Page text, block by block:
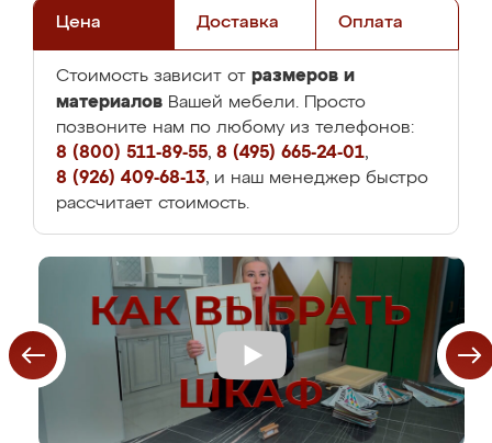
Цена Доставка Оплата
Стоимость зависит от размеров и
материалов Вашей мебели. Просто
позвоните нам по любому из телефонов:
8 (800) 511-89-55, 8 (495) 665-24-01,
8 (926) 409-68-13, и наш менеджер быстро
рассчитает стоимость.